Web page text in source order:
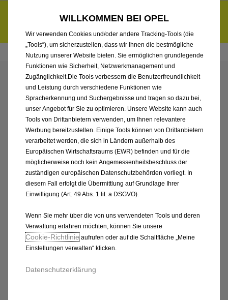
6.000 € staatliche Förderungsprämie für E-Autos und Plug-in-
Hybride. Mehr erfahren >>
ENTDECKEN SIE ALLE
CORSA NEUWAGEN MIT
BENZIN / MILD-HYBRID
ANTRIEB VON AMZ
INGOLSTADT GMBH
WILLKOMMEN BEI OPEL
Wir verwenden Cookies und/oder andere Tracking-Tools (die
„Tools“), um sicherzustellen, dass wir Ihnen die bestmögliche
Nutzung unserer Website bieten. Sie ermöglichen grundlegende
Funktionen wie Sicherheit, Netzwerkmanagement und
Zugänglichkeit.Die Tools verbessern die Benutzerfreundlichkeit
und Leistung durch verschiedene Funktionen wie
Spracherkennung und Suchergebnisse und tragen so dazu bei,
unser Angebot für Sie zu optimieren. Unsere Website kann auch
Tools von Drittanbietern verwenden, um Ihnen relevantere
Werbung bereitzustellen. Einige Tools können von Drittanbietern
verarbeitet werden, die sich in Ländern außerhalb des
Europäischen Wirtschaftsraums (EWR) befinden und für die
möglicherweise noch kein Angemessenheitsbeschluss der
zuständigen europäischen Datenschutzbehörden vorliegt. In
diesem Fall erfolgt die Übermittlung auf Grundlage Ihrer
Einwilligung (Art. 49 Abs. 1 lit. a DSGVO).
Wenn Sie mehr über die von uns verwendeten Tools und deren
Verwaltung erfahren möchten, können Sie unsere
Cookie‑Richtlinieaufrufen oder auf die Schaltfläche „Meine
Einstellungen verwalten“ klicken.
Datenschutzerklärung